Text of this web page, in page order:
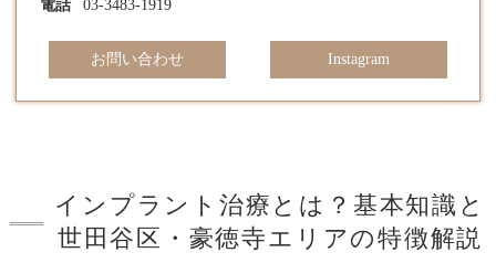
電話
03-3483-1919
お問い合わせ Instagram
インプラント治療とは？基本知識と
世田谷区・豪徳寺エリアの特徴解説